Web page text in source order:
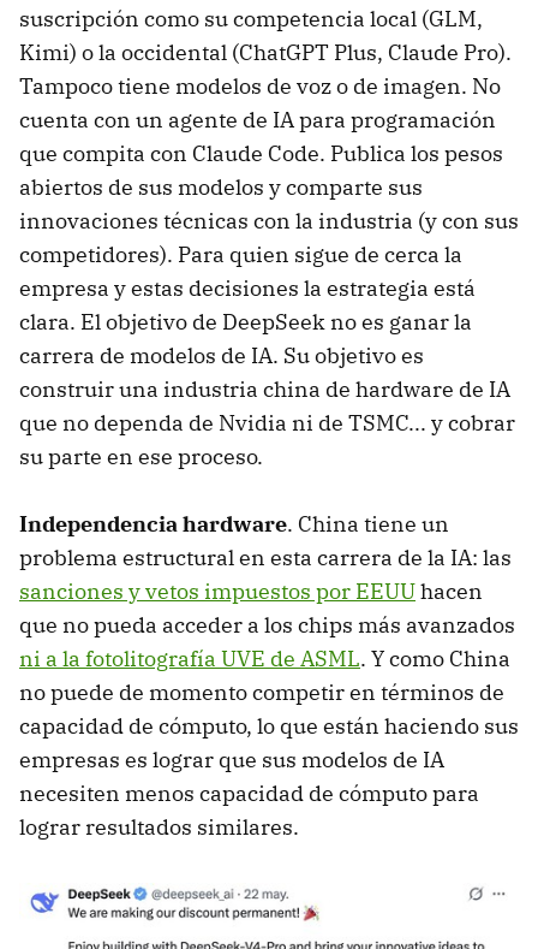
suscripción como su competencia local (GLM,
Kimi) o la occidental (ChatGPT Plus, Claude Pro).
Tampoco tiene modelos de voz o de imagen. No
cuenta con un agente de IA para programación
que compita con Claude Code. Publica los pesos
abiertos de sus modelos y comparte sus
innovaciones técnicas con la industria (y con sus
competidores). Para quien sigue de cerca la
empresa y estas decisiones la estrategia está
clara. El objetivo de DeepSeek no es ganar la
carrera de modelos de IA. Su objetivo es
construir una industria china de hardware de IA
que no dependa de Nvidia ni de TSMC... y cobrar
su parte en ese proceso.
Independencia hardware. China tiene un
problema estructural en esta carrera de la IA: las
sanciones y vetos impuestos por EEUUhacen
que no pueda acceder a los chips más avanzados
ni a la fotolitografía UVE de ASML. Y como China
no puede de momento competir en términos de
capacidad de cómputo, lo que están haciendo sus
empresas es lograr que sus modelos de IA
necesiten menos capacidad de cómputo para
lograr resultados similares.